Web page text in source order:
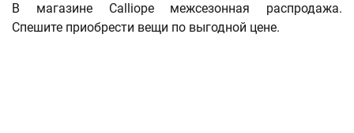
В магазине Calliope межсезонная распродажа.
Спешите приобрести вещи по выгодной цене.